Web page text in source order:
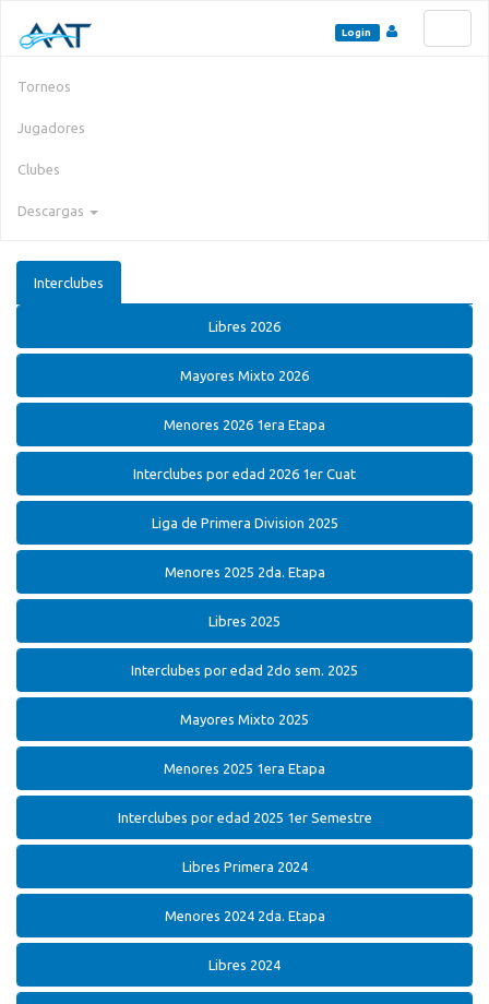
Torneos
Jugadores
Clubes
Descargas
Login
Interclubes
Libres 2026
Mayores Mixto 2026
Menores 2026 1era Etapa
Interclubes por edad 2026 1er Cuat
Liga de Primera Division 2025
Menores 2025 2da. Etapa
Libres 2025
Interclubes por edad 2do sem. 2025
Mayores Mixto 2025
Menores 2025 1era Etapa
Interclubes por edad 2025 1er Semestre
Libres Primera 2024
Menores 2024 2da. Etapa
Libres 2024